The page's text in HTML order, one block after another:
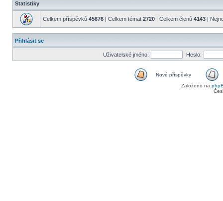
Statistiky
Celkem příspěvků 45676 | Celkem témat 2720 | Celkem členů 4143 |
Přihlásit se
Uživatelské jméno: Heslo:
Nové příspěvky
Založeno na